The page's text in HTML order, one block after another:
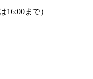
16:00まで）